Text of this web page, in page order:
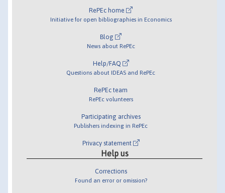
RePEc home
Initiative for open bibliographies in Economics
Blog
News about RePEc
Help/FAQ
Questions about IDEAS and RePEc
RePEc team
RePEc volunteers
Participating archives
Publishers indexing in RePEc
Privacy statement
Help us
Corrections
Found an error or omission?